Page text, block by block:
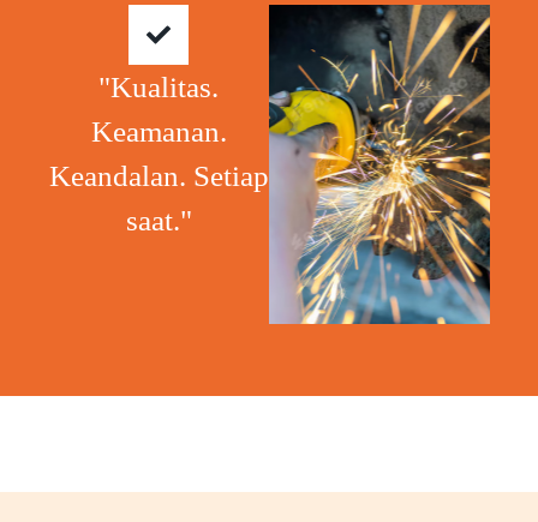
"Kualitas.
Keamanan.
Keandalan. Setiap
saat."